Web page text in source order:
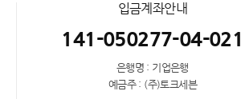
입금계좌안내
141-050277-04-021
은행명 : 기업은행
예금주 : (주)토크세븐